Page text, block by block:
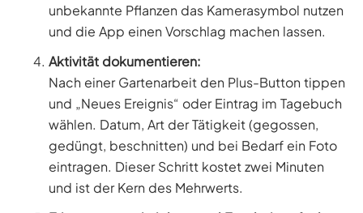
unbekannte Pflanzen das Kamerasymbol nutzen
und die App einen Vorschlag machen lassen.
Aktivität dokumentieren:
Nach einer Gartenarbeit den Plus-Button tippen
und „Neues Ereignis“ oder Eintrag im Tagebuch
wählen. Datum, Art der Tätigkeit (gegossen,
gedüngt, beschnitten) und bei Bedarf ein Foto
eintragen. Dieser Schritt kostet zwei Minuten
und ist der Kern des Mehrwerts.